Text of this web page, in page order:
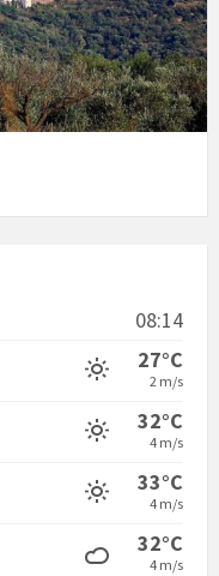
d'Emma Zafon
08:14
27°C
2 m/s
32°C
4 m/s
33°C
4 m/s
32°C
4 m/s